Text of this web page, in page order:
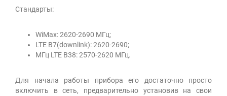
Стандарты:
WiMax: 2620-2690 МГц;
LTE B7(downlink): 2620-2690;
МГц LTE B38: 2570-2620 МГц.
Для начала работы прибора его достаточно просто
включить в сеть, предварительно установив на свои